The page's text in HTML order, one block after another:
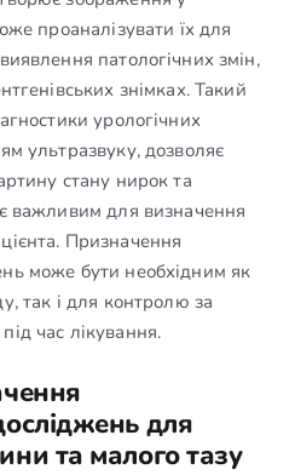
проаналізувати їх для
патологічних змін,
знімках. Такий
урологічних
ультразвуку, дозволяє
стану нирок та
важливим для визначення
Призначення
може бути необхідним як
так і для контролю за
час лікування.
для
та малого тазу